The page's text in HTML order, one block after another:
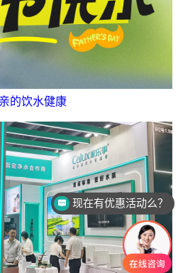
的饮水健康
可以介绍下你们的产品么？
你们是怎么收费的呢？